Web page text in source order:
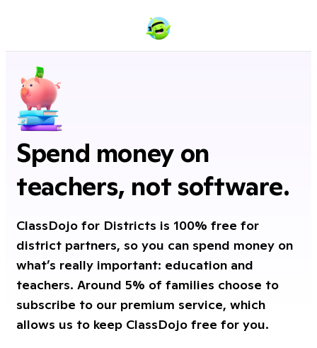
Spend money on
teachers, not software.
ClassDojo for Districts is 100% free for
district partners, so you can spend money on
what’s really important: education and
teachers. Around 5% of families choose to
subscribe to our premium service, which
allows us to keep ClassDojo free for you.